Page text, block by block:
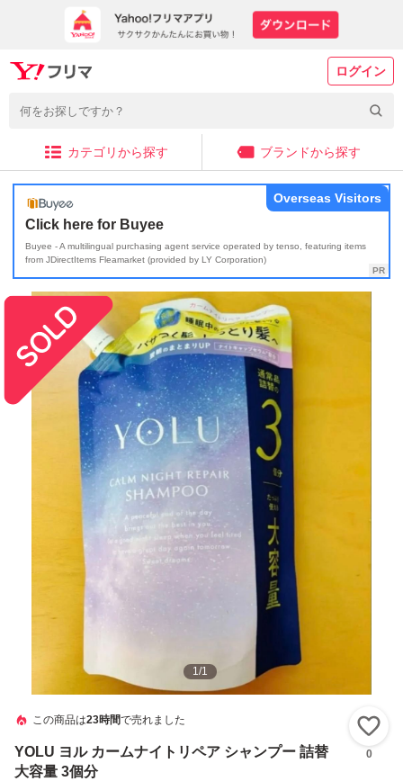
ログイン
カテゴリから探す ブランドから探す
Click here for Buyee
Buyee - A multilingual purchasing agent service operated by tenso, featuring items
from JDirectItems Fleamarket (provided by LY Corporation)
Overseas Visitors
1/1
この商品は23時間で売れました
YOLU ヨル カームナイトリペア シャンプー 詰替
大容量 3個分
0